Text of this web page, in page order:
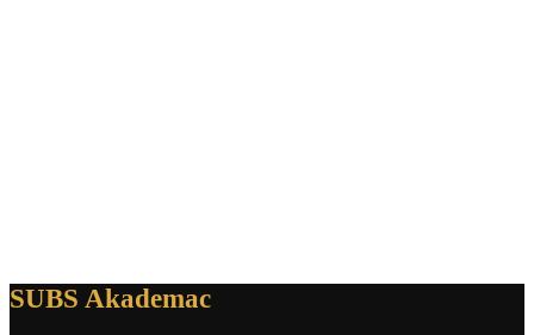
SUBS Akademac